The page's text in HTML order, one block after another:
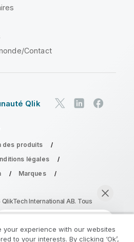
Contact
Qlik
des produits
légales
Marques
International AB. Tous
your experience with our websites
to your interests. By clicking ‘Ok’,